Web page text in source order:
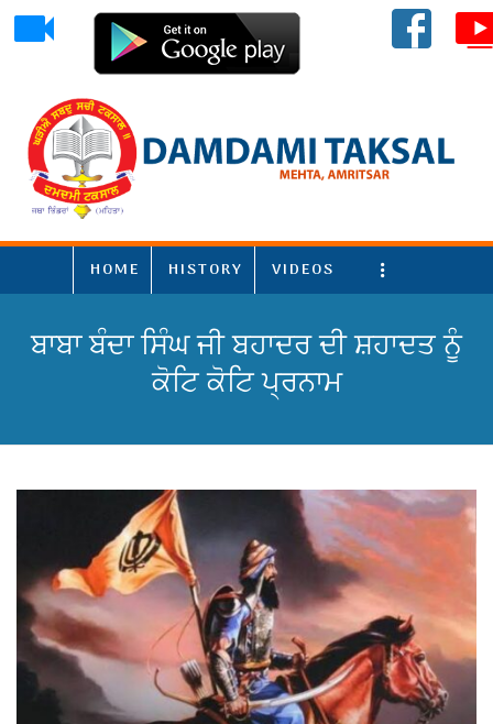
HOME HISTORY VIDEOS More
ਬਾਬਾ ਬੰਦਾ ਸਿੰਘ ਜੀ ਬਹਾਦਰ ਦੀ ਸ਼ਹਾਦਤ ਨੂੰ
ਕੋਟਿ ਕੋਟਿ ਪ੍ਰਨਾਮ